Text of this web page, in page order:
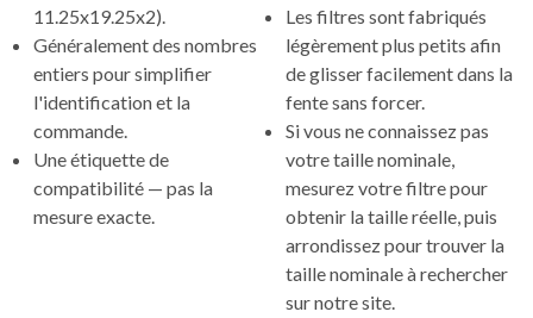
11.25x19.25x2).
Généralement des nombres
entiers pour simplifier
l'identification et la
commande.
Une étiquette de
compatibilité — pas la
mesure exacte.
Les filtres sont fabriqués
légèrement plus petits afin
de glisser facilement dans la
fente sans forcer.
Si vous ne connaissez pas
votre taille nominale,
mesurez votre filtre pour
obtenir la taille réelle, puis
arrondissez pour trouver la
taille nominale à rechercher
sur notre site.